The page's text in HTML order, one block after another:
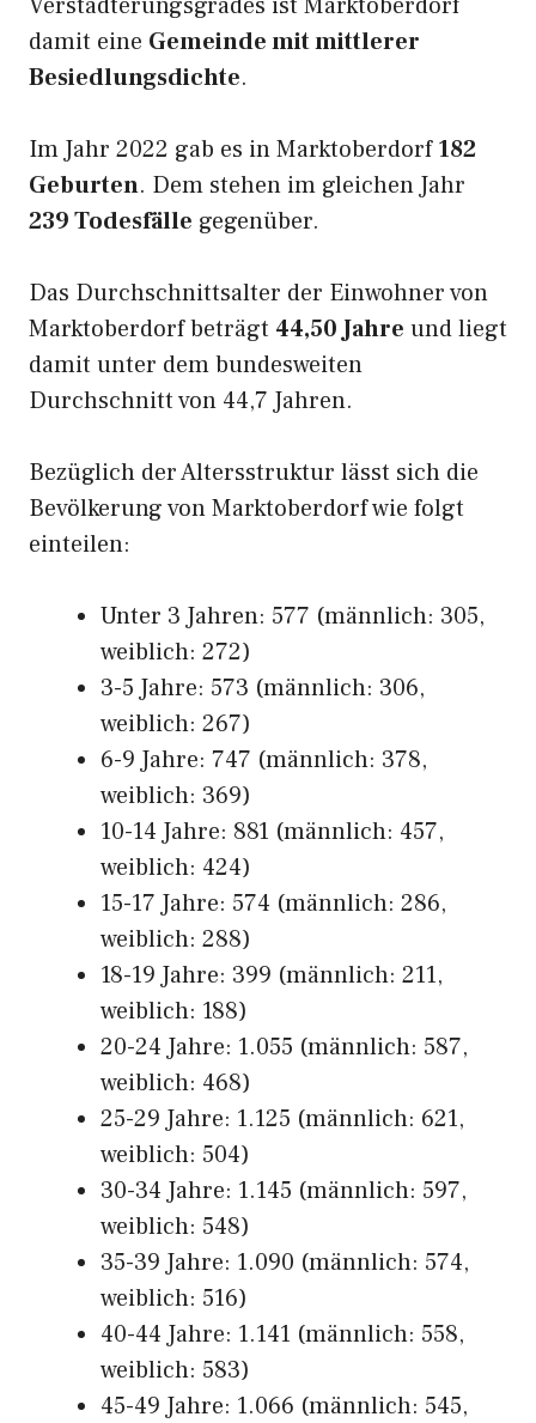
damit eine Gemeinde mit mittlerer
Besiedlungsdichte.
Im Jahr 2022 gab es in Marktoberdorf182
Geburten. Dem stehen im gleichen Jahr
239 Todesfälle gegenüber.
Das Durchschnittsalter der Einwohner von
Marktoberdorf beträgt 44,50 Jahre und liegt
damit unter dem bundesweiten
Durchschnitt von 44,7 Jahren.
Bezüglich der Altersstruktur lässt sich die
Bevölkerung von Marktoberdorf wie folgt
einteilen:
Unter 3 Jahren: 577 (männlich: 305,
weiblich: 272)
3-5 Jahre: 573 (männlich: 306,
weiblich: 267)
6-9 Jahre: 747 (männlich: 378,
weiblich: 369)
10-14 Jahre: 881 (männlich: 457,
weiblich: 424)
15-17 Jahre: 574 (männlich: 286,
weiblich: 288)
18-19 Jahre: 399 (männlich: 211,
weiblich: 188)
20-24 Jahre: 1.055 (männlich: 587,
weiblich: 468)
25-29 Jahre: 1.125 (männlich: 621,
weiblich: 504)
30-34 Jahre: 1.145 (männlich: 597,
weiblich: 548)
35-39 Jahre: 1.090 (männlich: 574,
weiblich: 516)
40-44 Jahre: 1.141 (männlich: 558,
weiblich: 583)
45-49 Jahre: 1.066 (männlich: 545,